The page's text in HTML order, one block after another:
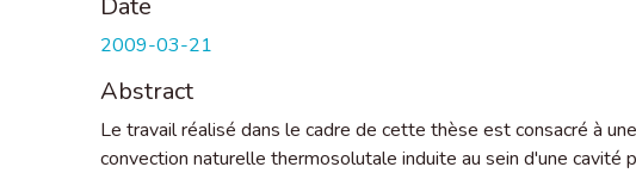
Date
2009-03-21
Abstract
Le travail réalisé dans le cadre de cette thèse est consacré à
convection naturelle thermosolutale induite au sein d'une cavité